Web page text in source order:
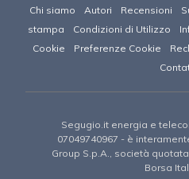
Chi siamo Autori Recensioni
stampa
Condizioni di Utilizzo
Cookie
Preferenze Cookie
Segugio.it energia e
07049740967 - è
Group S.p.A., società
Borsa